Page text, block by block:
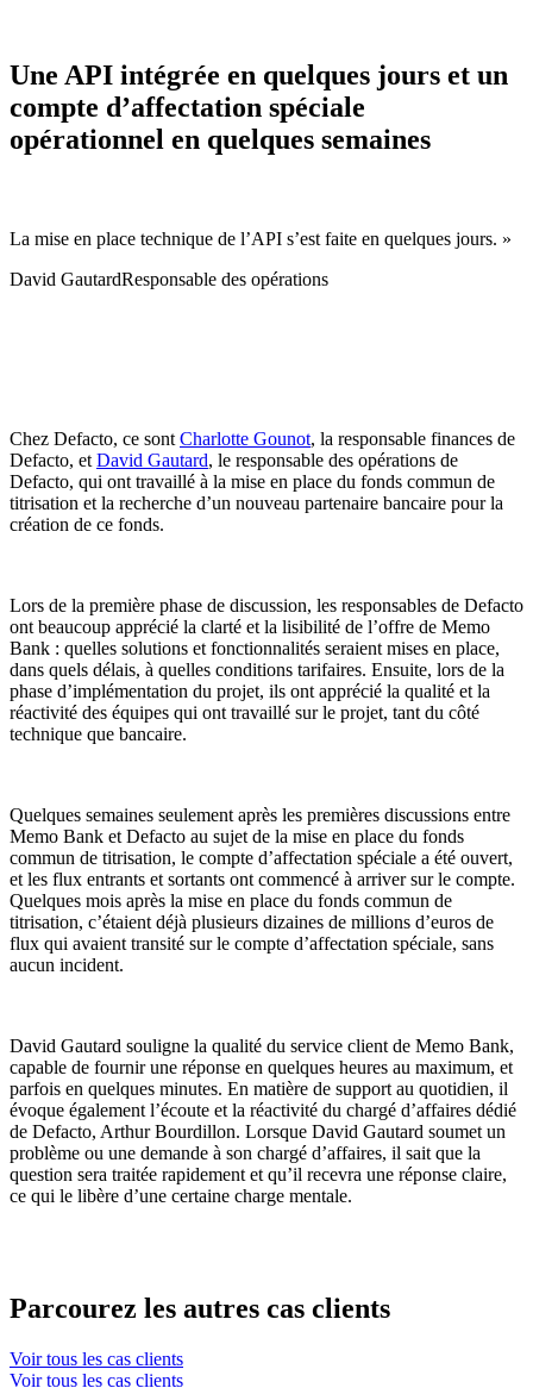
Une API intégrée en quelques jours et un
compte d’affectation spéciale
opérationnel en quelques semaines
La mise en place technique de l’API s’est faite en quelques jours. »
David GautardResponsable des opérations
Chez Defacto, ce sont Charlotte Gounot, la responsable finances de
Defacto, et David Gautard, le responsable des opérations de
Defacto, qui ont travaillé à la mise en place du fonds commun de
titrisation et la recherche d’un nouveau partenaire bancaire pour la
création de ce fonds.
Lors de la première phase de discussion, les responsables de Defacto
ont beaucoup apprécié la clarté et la lisibilité de l’offre de Memo
Bank : quelles solutions et fonctionnalités seraient mises en place,
dans quels délais, à quelles conditions tarifaires. Ensuite, lors de la
phase d’implémentation du projet, ils ont apprécié la qualité et la
réactivité des équipes qui ont travaillé sur le projet, tant du côté
technique que bancaire.
Quelques semaines seulement après les premières discussions entre
Memo Bank et Defacto au sujet de la mise en place du fonds
commun de titrisation, le compte d’affectation spéciale a été ouvert,
et les flux entrants et sortants ont commencé à arriver sur le compte.
Quelques mois après la mise en place du fonds commun de
titrisation, c’étaient déjà plusieurs dizaines de millions d’euros de
flux qui avaient transité sur le compte d’affectation spéciale, sans
aucun incident.
David Gautard souligne la qualité du service client de Memo Bank,
capable de fournir une réponse en quelques heures au maximum, et
parfois en quelques minutes. En matière de support au quotidien, il
évoque également l’écoute et la réactivité du chargé d’affaires dédié
de Defacto, Arthur Bourdillon. Lorsque David Gautard soumet un
problème ou une demande à son chargé d’affaires, il sait que la
question sera traitée rapidement et qu’il recevra une réponse claire,
ce qui le libère d’une certaine charge mentale.
Parcourez les autres cas clients
Voir tous les cas clients
Voir tous les cas clients